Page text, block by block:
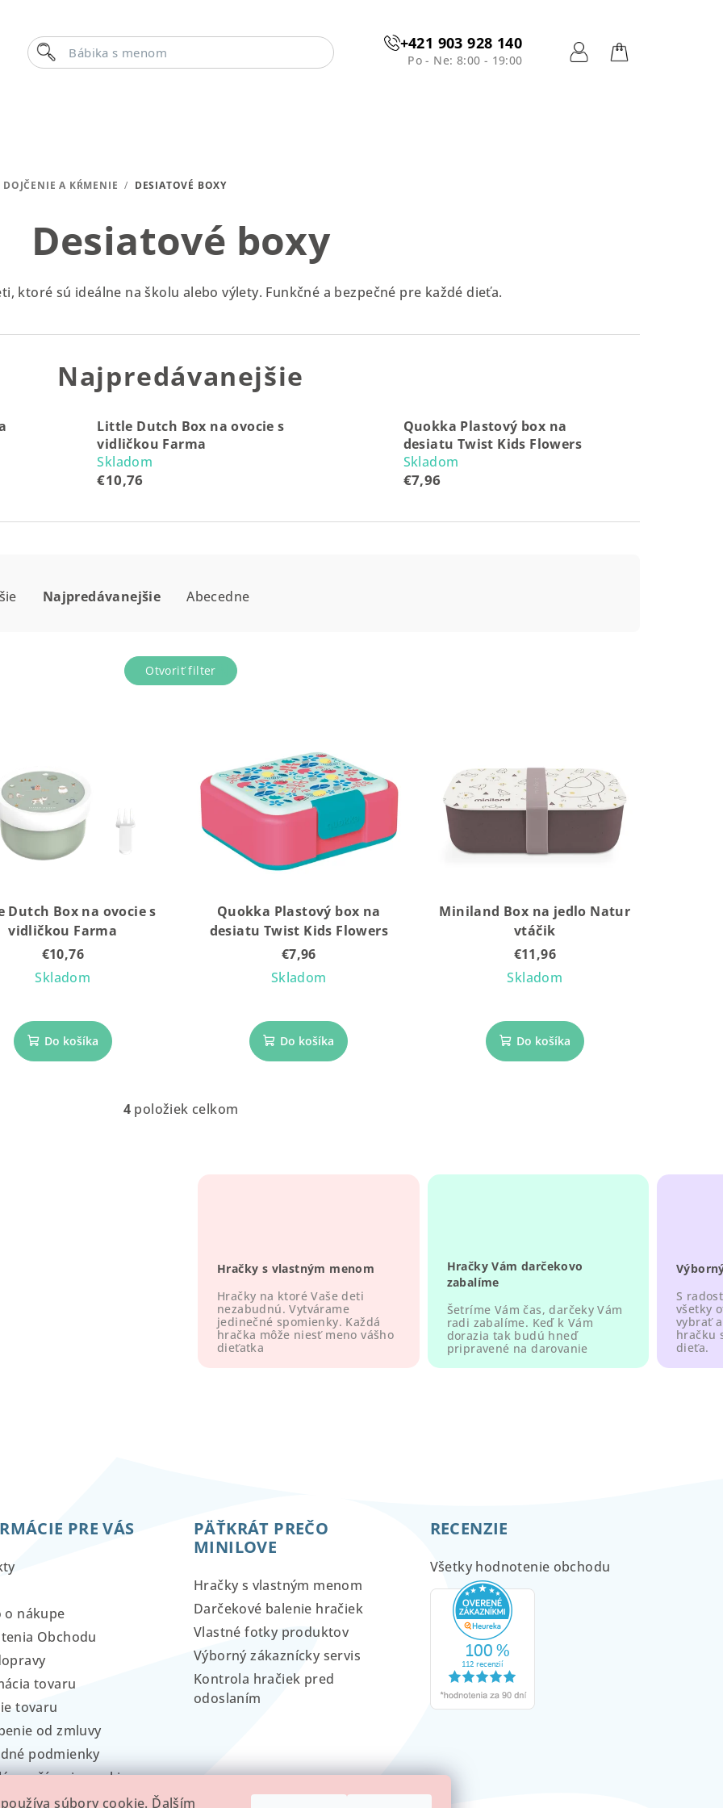
súbory cookie. Ďalším
Bábika s menom
Hľadať +421 903 928 140
Po - Ne: 8:00 - 19:00
DOJČENIE A KŔMENIE / DESIATOVÉ BOXY
Desiatové boxy
ktoré sú ideálne na školu alebo výlety. Funkčné a bezpečné pre každé dieťa.
Najpredávanejšie
Little Dutch Box na ovocie s
vidličkou Farma
Skladom
€10,76
Quokka Plastový box na
desiatu Twist Kids Flowers
Skladom
€7,96
Najpredávanejšie Abecedne
Otvoriť filter
Dutch Box na ovocie s
vidličkou Farma
€10,76
Skladom
Do košíka
Quokka Plastový box na
desiatu Twist Kids Flowers
€7,96
Skladom
Do košíka
Miniland Box na jedlo Natur
vtáčik
€11,96
Skladom
Do košíka
O
4 položiek celkom
Hračky s vlastným menom
Hračky na ktoré Vaše deti
nezabudnú. Vytvárame
jedinečné spomienky. Každá
hračka môže niesť meno vášho
dieťatka
Hračky Vám darčekovo
zabalíme
Šetríme Vám čas, darčeky Vám
radi zabalíme. Keď k Vám
dorazia tak budú hneď
pripravené na darovanie
S
všetky
vybrať
hračku
dieťa.
PRE VÁS
o nákupe
Obchodu
tovaru
tovaru
od zmluvy
podmienky
používania cookies
PÄŤKRÁT PREČO
MINILOVE
Hračky s vlastným menom
Darčekové balenie hračiek
Vlastné fotky produktov
Výborný zákaznícky servis
Kontrola hračiek pred
odoslaním
RECENZIE
Všetky hodnotenie obchodu